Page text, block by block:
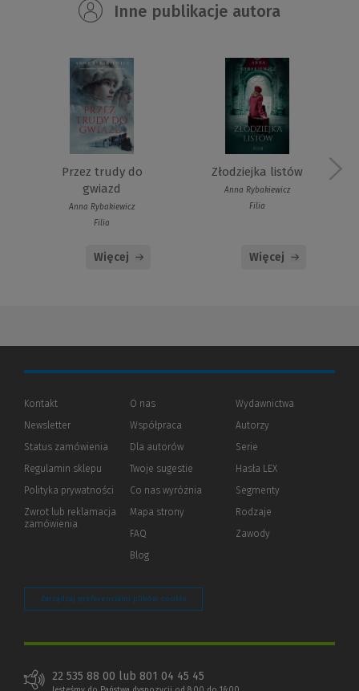
Inne publikacje autora
Przez trudy do
gwiazd
Anna Rybakiewicz
Filia
Więcej
Złodziejka listów
Anna Rybakiewicz
Filia
Więcej
Kontakt
Newsletter
Status zamówienia
Regulamin sklepu
Polityka prywatności (Nowe
(Link
innej
Zwrot lub reklamacja
zamówienia
O nas
Współpraca
Dla autorów(Nowe
(Link
innej
strony)
Twoje sugestie
Co nas wyróżnia
Mapa strony
FAQ
Blog
Wydawnictwa
Autorzy
Serie
Hasła LEX
Segmenty
Rodzaje
Zawody
Zarządzaj preferencjami plików cookie
22 535 88 00 lub 801 04 45 45